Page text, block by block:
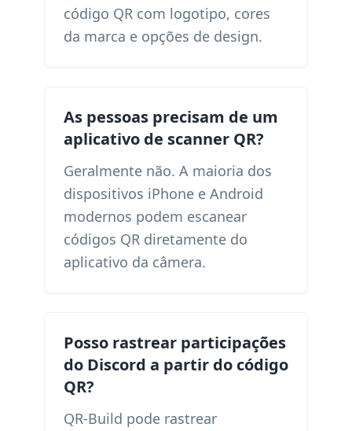
código QR com logotipo, cores
da marca e opções de design.
As pessoas precisam de um
aplicativo de scanner QR?
Geralmente não. A maioria dos
dispositivos iPhone e Android
modernos podem escanear
códigos QR diretamente do
aplicativo da câmera.
Posso rastrear participações
do Discord a partir do código
QR?
QR-Build pode rastrear